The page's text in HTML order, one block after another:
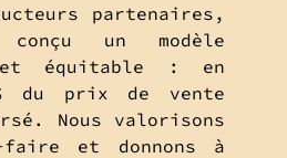
partenaires,
un modèle
et équitable : en
du prix de vente
Nous valorisons
et donnons à